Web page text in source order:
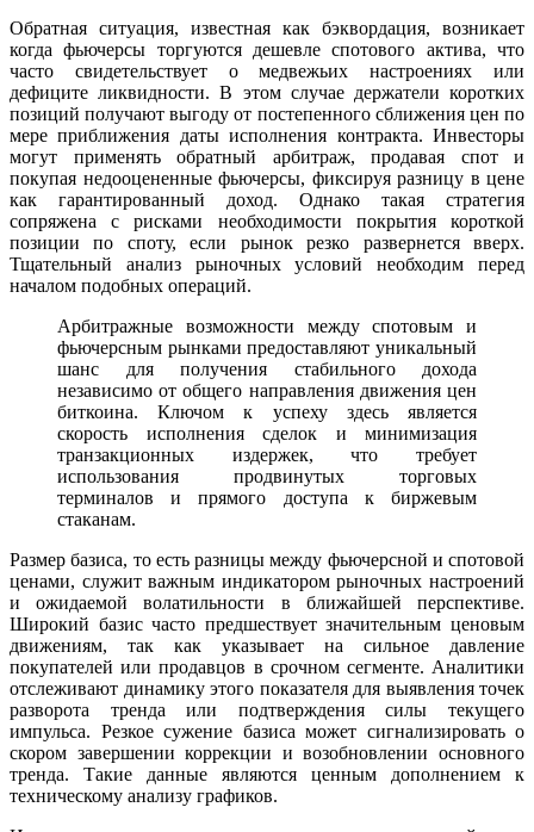
Обратная ситуация, известная как бэквордация, возникает
когда фьючерсы торгуются дешевле спотового актива, что
часто свидетельствует о медвежьих настроениях или
дефиците ликвидности. В этом случае держатели коротких
позиций получают выгоду от постепенного сближения цен по
мере приближения даты исполнения контракта. Инвесторы
могут применять обратный арбитраж, продавая спот и
покупая недооцененные фьючерсы, фиксируя разницу в цене
как гарантированный доход. Однако такая стратегия
сопряжена с рисками необходимости покрытия короткой
позиции по споту, если рынок резко развернется вверх.
Тщательный анализ рыночных условий необходим перед
началом подобных операций.
Арбитражные возможности между спотовым и
фьючерсным рынками предоставляют уникальный
шанс для получения стабильного дохода
независимо от общего направления движения цен
биткоина. Ключом к успеху здесь является
скорость исполнения сделок и минимизация
транзакционных издержек, что требует
использования продвинутых торговых
терминалов и прямого доступа к биржевым
стаканам.
Размер базиса, то есть разницы между фьючерсной и спотовой
ценами, служит важным индикатором рыночных настроений
и ожидаемой волатильности в ближайшей перспективе.
Широкий базис часто предшествует значительным ценовым
движениям, так как указывает на сильное давление
покупателей или продавцов в срочном сегменте. Аналитики
отслеживают динамику этого показателя для выявления точек
разворота тренда или подтверждения силы текущего
импульса. Резкое сужение базиса может сигнализировать о
скором завершении коррекции и возобновлении основного
тренда. Такие данные являются ценным дополнением к
техническому анализу графиков.